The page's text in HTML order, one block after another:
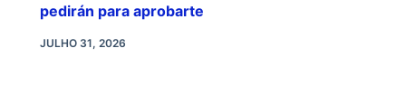
pedirán para aprobarte
JULHO 31, 2026